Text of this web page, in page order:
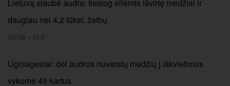
Lietuvą siaubė audra: tiesiog eilėmis išvirtę medžiai ir
daugiau nei 4,2 tūkst. žaibų
04:06 • lrt.lt
Ugniagesiai: dėl audros nuverstų medžių į iškvietimus
vykome 49 kartus